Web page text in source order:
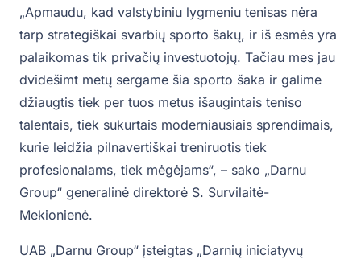
„Apmaudu, kad valstybiniu lygmeniu tenisas nėra
tarp strategiškai svarbių sporto šakų, ir iš esmės yra
palaikomas tik privačių investuotojų. Tačiau mes jau
dvidešimt metų sergame šia sporto šaka ir galime
džiaugtis tiek per tuos metus išaugintais teniso
talentais, tiek sukurtais moderniausiais sprendimais,
kurie leidžia pilnavertiškai treniruotis tiek
profesionalams, tiek mėgėjams“, – sako „Darnu
Group“ generalinė direktorė S. Survilaitė-
Mekionienė.
UAB „Darnu Group“ įsteigtas „Darnių iniciatyvų